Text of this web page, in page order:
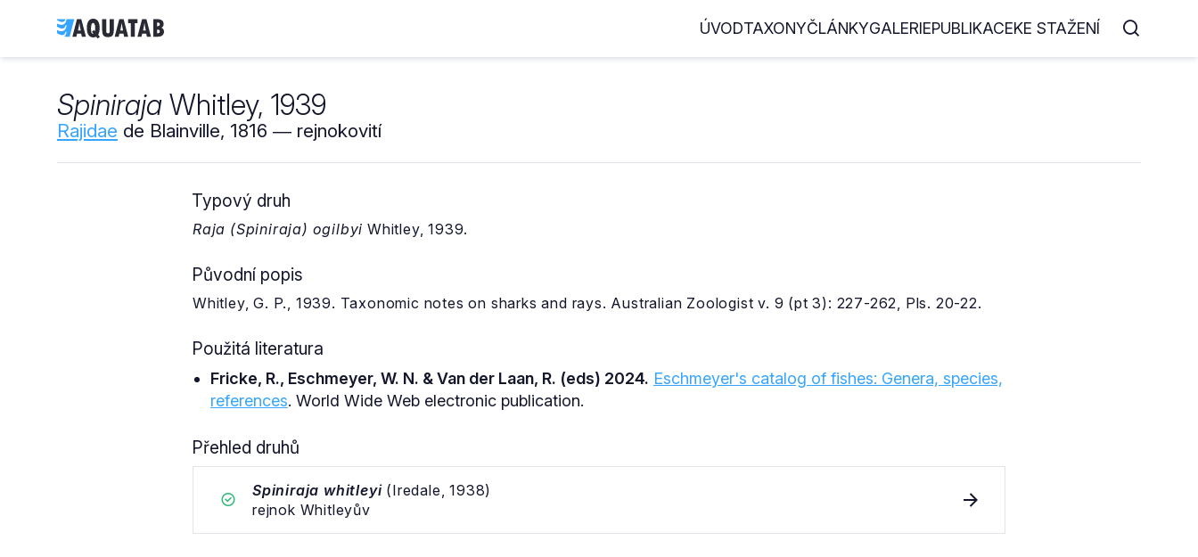
ÚVODTAXONYČLÁNKYGALERIEPUBLIKACEKE STAŽENÍ
Spiniraja Whitley, 1939
Rajidae de Blainville, 1816 ― rejnokovití
Typový druh
Raja (Spiniraja) ogilbyi Whitley, 1939.
Původní popis
Whitley, G. P., 1939. Taxonomic notes on sharks and rays. Australian Zoologist v. 9 (pt 3): 227-262, Pls. 20-22.
Použitá literatura
Fricke, R., Eschmeyer, W. N. & Van der Laan, R. (eds) 2024. Eschmeyer's catalog of fishes: Genera, species,
references. World Wide Web electronic publication.
Přehled druhů
Spiniraja whitleyi(Iredale, 1938)
rejnok Whitleyův